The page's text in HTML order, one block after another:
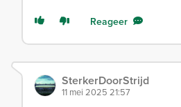
Reageer
SterkerDoorStrijd
11 mei 2025 21:57